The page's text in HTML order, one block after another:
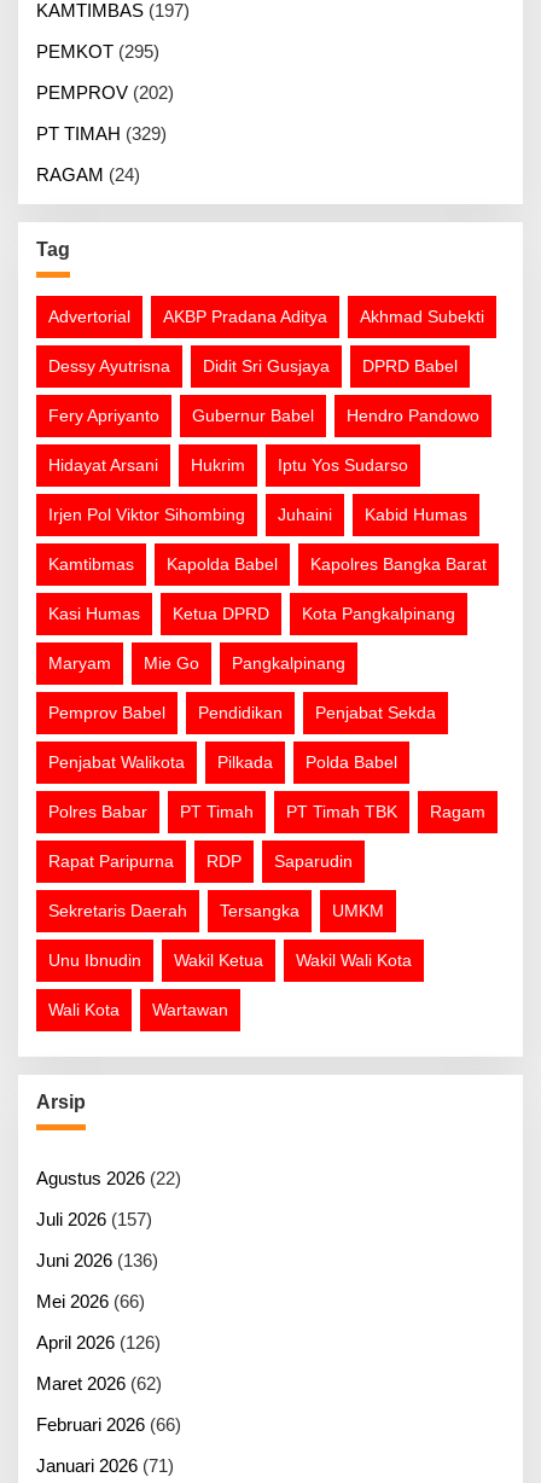
KAMTIMBAS (197)
PEMKOT (295)
PEMPROV (202)
PT TIMAH (329)
RAGAM (24)
Tag
Advertorial AKBP Pradana Aditya Akhmad Subekti
Dessy Ayutrisna Didit Sri Gusjaya DPRD Babel
Fery Apriyanto Gubernur Babel Hendro Pandowo
Hidayat Arsani Hukrim Iptu Yos Sudarso
Irjen Pol Viktor Sihombing Juhaini Kabid Humas
Kamtibmas Kapolda Babel Kapolres Bangka Barat
Kasi Humas Ketua DPRD Kota Pangkalpinang
Maryam Mie Go Pangkalpinang
Pemprov Babel Pendidikan Penjabat Sekda
Penjabat Walikota Pilkada Polda Babel
Polres Babar PT Timah PT Timah TBK Ragam
Rapat Paripurna RDP Saparudin
Sekretaris Daerah Tersangka UMKM
Unu Ibnudin Wakil Ketua Wakil Wali Kota
Wali Kota Wartawan
Arsip
Agustus 2026 (22)
Juli 2026 (157)
Juni 2026 (136)
Mei 2026 (66)
April 2026 (126)
Maret 2026 (62)
Februari 2026 (66)
Januari 2026 (71)